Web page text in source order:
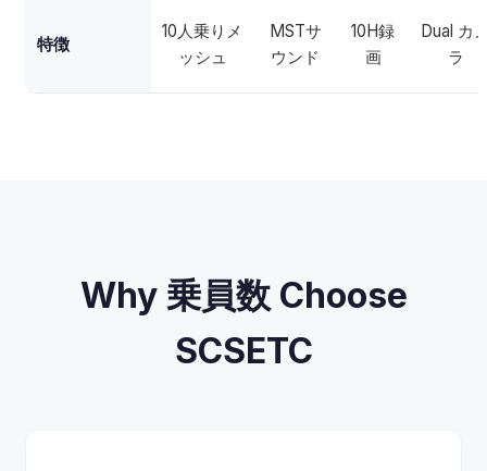
特徴
10人乗りメ
ッシュ
MSTサ
ウンド
10H録
画
Dual カ
ラ
Why 乗員数 Choose
SCSETC